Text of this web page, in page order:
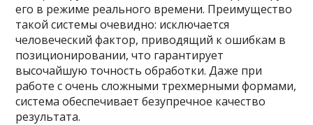
его в режиме реального времени. Преимущество
такой системы очевидно: исключается
человеческий фактор, приводящий к ошибкам в
позиционировании, что гарантирует
высочайшую точность обработки. Даже при
работе с очень сложными трехмерными формами,
система обеспечивает безупречное качество
результата.